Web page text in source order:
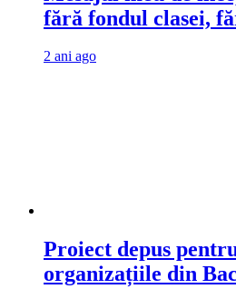
fără fondul clasei,
2 ani ago
Proiect depus
organizațiile din